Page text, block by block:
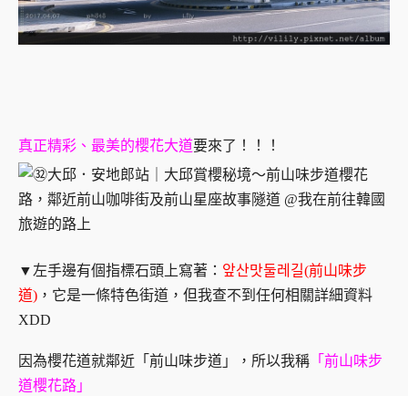
真正精彩、最美的櫻花大道要來了！！！
▼左手邊有個指標石頭上寫著： 앞산맛둘레길(前山味步
道) ，它是一條特色街道，但我查不到任何相關詳細資料
XDD
因為櫻花道就鄰近「前山味步道」，所以我稱 「前山味步
道櫻花路」